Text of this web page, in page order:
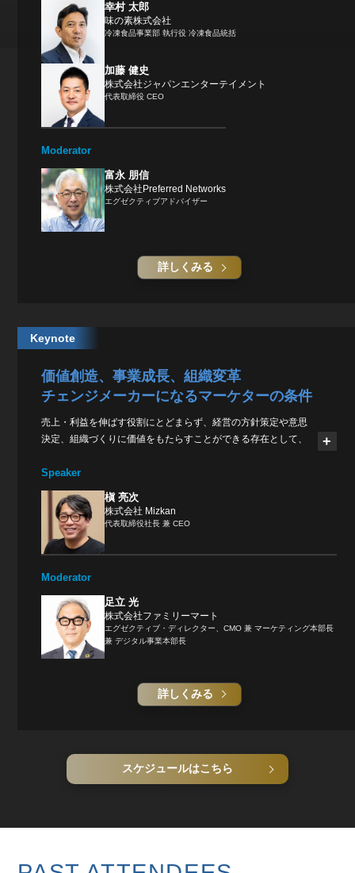
本セッションでは、ビジネス成長に貢献するマーケティング人
材像を明らかにした上で、そのような人材を育成し、能力を最
大化するための理想的な環境整備や、経営とマーケティング組
織の連携のあり方を再考します。これからの10年を見据えて、
事業成長を牽引するマーケティング人材の条件と、成果を生み
出すマーケティングの流儀について議論します。
幸村 太郎
味の素株式会社
冷凍食品事業部 執行役 冷凍食品統括
加藤 健史
株式会社ジャパンエンターテイメント
代表取締役 CEO
Moderator
富永 朋信
株式会社Preferred Networks
エグゼクティブアドバイザー
詳しくみる
Keynote
価値創造、事業成長、組織変革
チェンジメーカーになるマーケターの条件
売上・利益を伸ばす役割にとどまらず、経営の方針策定や意思
決定、組織づくりに価値をもたらすことができる存在として、
本セッションには、ネスレ日本で国内外のマーケティングに携
わり事業統括を経験したのち、現在はミツカンの経営トップと
して組織改革と事業成長を牽引している槙亮次氏が登壇。多様
な業種にまたがる日本企業・外資系企業8社で経験を重ね、マ
ーケティング責任者・経営者として実績を築いてきた足立光が
モデレーターを務め、マーケティングを起点にいかに経営へ貢
献できるのかを議論する。マーケターと経営の両方を経験した
ーカー」としてのマーケターの本質に迫る。
Speaker
槇 亮次
株式会社 Mizkan
代表取締役社長 兼 CEO
Moderator
足立 光
株式会社ファミリーマート
エグゼクティブ・ディレクター、CMO 兼 マーケティング本部長
兼 デジタル事業本部長
詳しくみる
スケジュールはこちら